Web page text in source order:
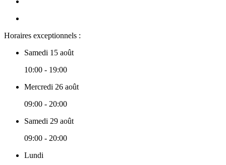
Horaires exceptionnels :
Samedi 15 août
10:00 - 19:00
Mercredi 26 août
09:00 - 20:00
Samedi 29 août
09:00 - 20:00
Lundi